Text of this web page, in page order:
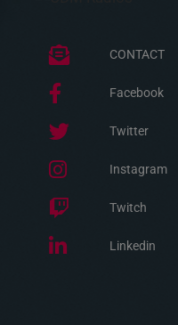
CONTACT
Facebook
Twitter
Instagram
Twitch
Linkedin